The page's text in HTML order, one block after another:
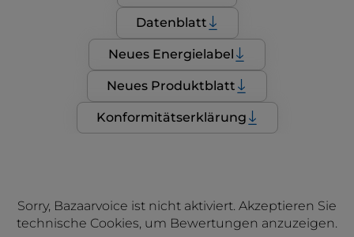
Datenblatt
Neues Energielabel
Neues Produktblatt
Konformitätserklärung
Sorry, Bazaarvoice ist nicht aktiviert. Akzeptieren Sie
technische Cookies, um Bewertungen anzuzeigen.